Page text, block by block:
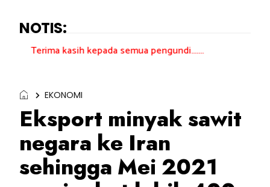
NOTIS:
kepada semua pengundi.......
EKONOMI
Eksport minyak sawit
negara ke Iran
sehingga Mei 2021